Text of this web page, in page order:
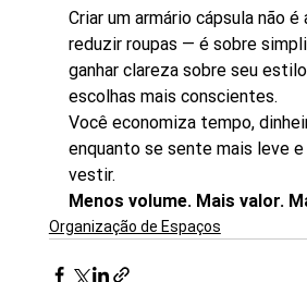
Criar um armário cápsula não é
reduzir roupas — é sobre
ganhar clareza sobre seu
escolhas mais conscientes.
Você economiza tempo,
enquanto se sente mais leve
vestir.
Menos volume. Mais valor.
Organização de Espaços